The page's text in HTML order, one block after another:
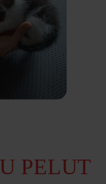
PELUT